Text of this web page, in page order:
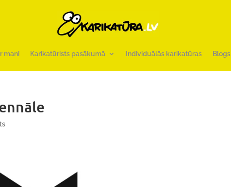
mani Karikatūrists pasākumā Individuālās karikatūras Blogs